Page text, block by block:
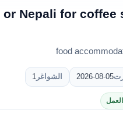
or Nepali for
2026-08-05 الشواغر 1